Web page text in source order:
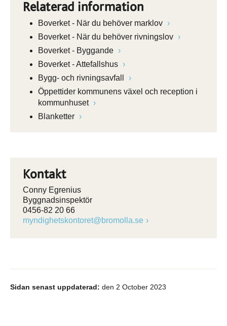
Relaterad information
Boverket - När du behöver marklov
Boverket - När du behöver rivningslov
Boverket - Byggande
Boverket - Attefallshus
Bygg- och rivningsavfall
Öppettider kommunens växel och reception i
kommunhuset
Blanketter
Kontakt
Conny Egrenius
Byggnadsinspektör
0456-82 20 66
myndighetskontoret@bromolla.se
Sidan senast uppdaterad: den 2 October 2023